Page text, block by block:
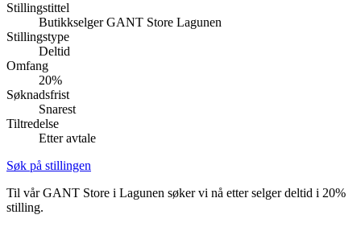
Søk
Åpningstider
Parkering
Praktisk informasjon
Stillingstittel
Butikkselger GANT Store Lagunen
Stillingstype
Deltid
Omfang
20%
Søknadsfrist
Snarest
Tiltredelse
Etter avtale
Søk på stillingen
Til vår GANT Store i Lagunen søker vi nå etter selger deltid i 20%
stilling.